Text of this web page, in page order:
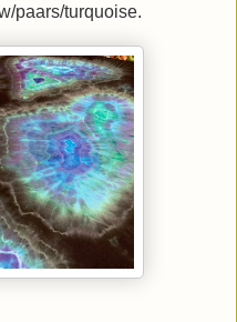
paars/turquoise.